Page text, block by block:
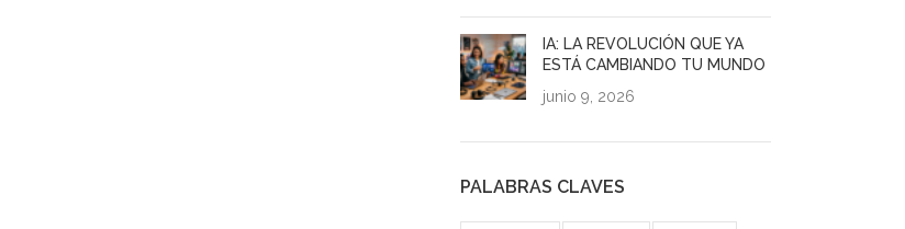
IA: LA REVOLUCIÓN QUE YA
ESTÁ CAMBIANDO TU MUNDO
junio 9, 2026
PALABRAS CLAVES